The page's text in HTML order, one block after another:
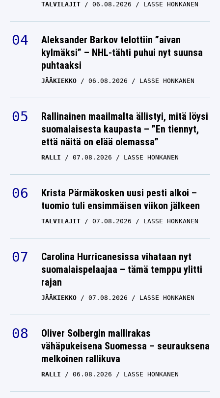
TALVILAJIT 06.08.2026 LASSE HONKANEN
Aleksander Barkov telottiin ”aivan
kylmäksi” – NHL-tähti puhui nyt suunsa
puhtaaksi
JÄÄKIEKKO 06.08.2026 LASSE HONKANEN
Rallinainen maailmalta ällistyi, mitä löysi
suomalaisesta kaupasta – ”En tiennyt,
että näitä on elää olemassa”
RALLI 07.08.2026 LASSE HONKANEN
Krista Pärmäkosken uusi pesti alkoi –
tuomio tuli ensimmäisen viikon jälkeen
TALVILAJIT 07.08.2026 LASSE HONKANEN
Carolina Hurricanesissa vihataan nyt
suomalaispelaajaa – tämä temppu ylitti
rajan
JÄÄKIEKKO 07.08.2026 LASSE HONKANEN
Oliver Solbergin mallirakas
vähäpukeisena Suomessa – seurauksena
melkoinen rallikuva
RALLI 06.08.2026 LASSE HONKANEN